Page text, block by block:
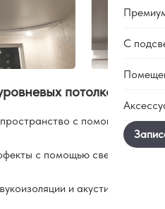
С
С
В
В
На
потолков:
с помощью
с помощью света и
и акустике